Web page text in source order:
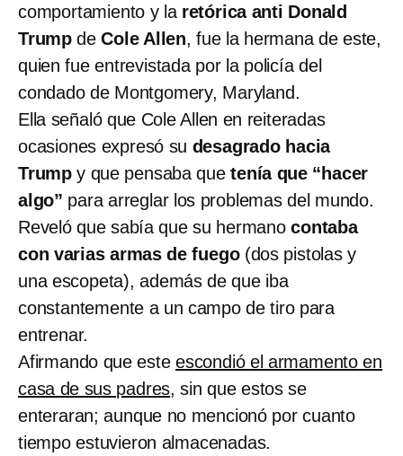
comportamiento y la retórica anti Donald
Trump deCole Allen, fue la hermana de este,
quien fue entrevistada por la policía del
condado de Montgomery, Maryland.
Ella señaló que Cole Allen en reiteradas
ocasiones expresó su desagrado hacia
Trump y que pensaba quetenía que “hacer
algo” para arreglar los problemas del mundo.
Reveló que sabía que su hermanocontaba
con varias armas de fuego(dos pistolas y
una escopeta), además de que iba
constantemente a un campo de tiro para
entrenar.
Afirmando que esteescondió el armamento en
casa de sus padres, sin que estos se
enteraran; aunque no mencionó por cuanto
tiempo estuvieron almacenadas.